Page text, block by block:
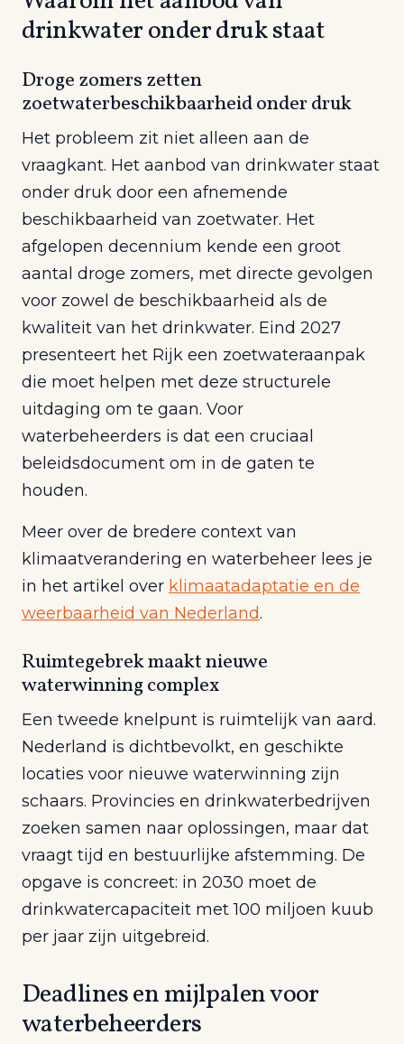
drinkwater onder druk staat
Droge zomers zetten
zoetwaterbeschikbaarheid onder druk
Het probleem zit niet alleen aan de
vraagkant. Het aanbod van drinkwater staat
onder druk door een afnemende
beschikbaarheid van zoetwater. Het
afgelopen decennium kende een groot
aantal droge zomers, met directe gevolgen
voor zowel de beschikbaarheid als de
kwaliteit van het drinkwater. Eind 2027
presenteert het Rijk een zoetwateraanpak
die moet helpen met deze structurele
uitdaging om te gaan. Voor
waterbeheerders is dat een cruciaal
beleidsdocument om in de gaten te
houden.
Meer over de bredere context van
klimaatverandering en waterbeheer lees je
in het artikel over klimaatadaptatie en de
weerbaarheid van Nederland.
Ruimtegebrek maakt nieuwe
waterwinning complex
Een tweede knelpunt is ruimtelijk van aard.
Nederland is dichtbevolkt, en geschikte
locaties voor nieuwe waterwinning zijn
schaars. Provincies en drinkwaterbedrijven
zoeken samen naar oplossingen, maar dat
vraagt tijd en bestuurlijke afstemming. De
opgave is concreet: in 2030 moet de
drinkwatercapaciteit met 100 miljoen kuub
per jaar zijn uitgebreid.
Deadlines en mijlpalen voor
waterbeheerders